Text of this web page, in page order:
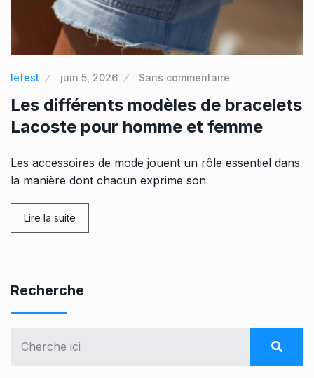
lefest juin 5, 2026 Sans commentaire
Les différents modèles de bracelets
Lacoste pour homme et femme
Les accessoires de mode jouent un rôle essentiel dans
la manière dont chacun exprime son
Lire la suite
Recherche